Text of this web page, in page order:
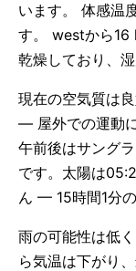
います。 体感温
す。 westから16
乾燥しており、
現在の空気質は
— 屋外での運動
午前後はサング
です。太陽は
ん — 15時間1分の
雨の可能性は低
ら気温は下がり